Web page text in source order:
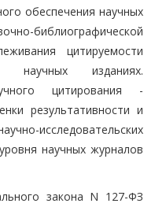
обеспечения научных
библиографической
цитируемости
научных изданиях.
цитирования -
результативности и
исследовательских
научных журналов
закона N 127-ФЗ